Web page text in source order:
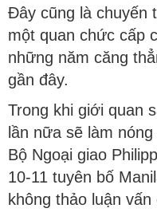
Đây cũng là chuyến
một quan chức cấp
những năm căng
gần đây.
Trong khi giới quan
lần nữa sẽ làm
Bộ Ngoại giao
10-11 tuyên bố
không thảo luận